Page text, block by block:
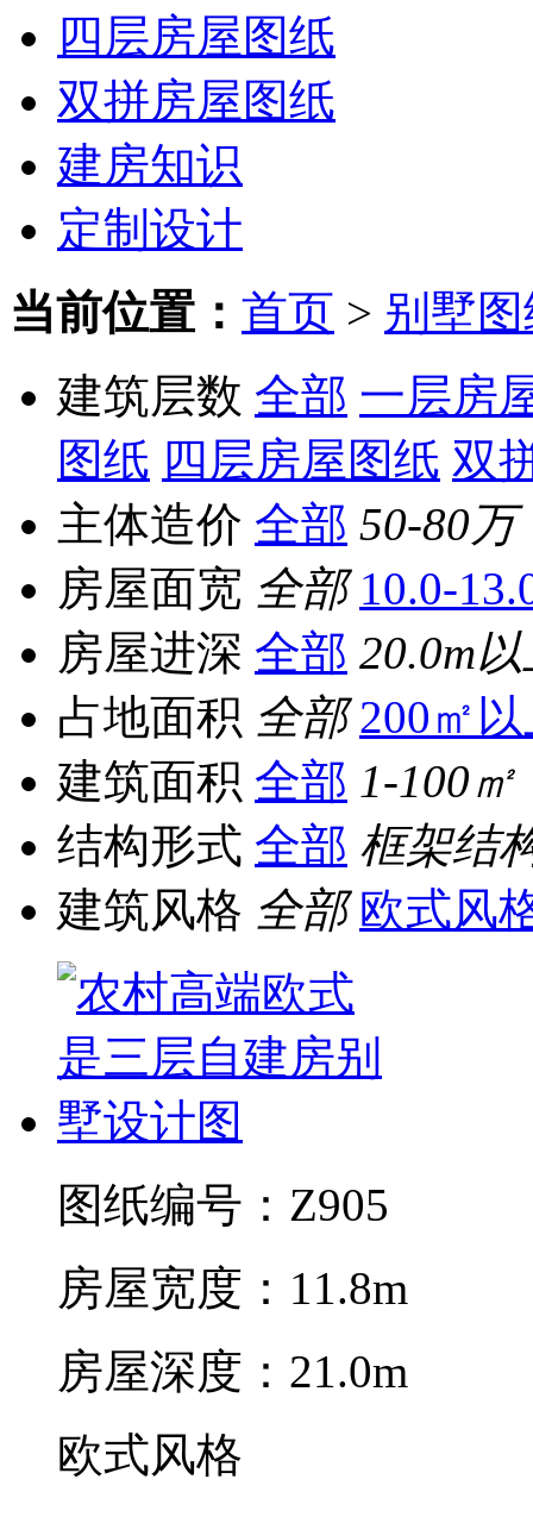
四层房屋图纸
双拼房屋图纸
建房知识
定制设计
当前位置： 首页 > 别墅
建筑层数 全部 一层房
图纸 四层房屋图纸 双
主体造价 全部 50-80万
房屋面宽 全部 10.0-
房屋进深 全部 20.0m
占地面积 全部 200㎡
建筑面积 全部 1-100㎡
结构形式 全部 框架结
建筑风格 全部 欧式风
图纸编号：Z905
房屋宽度：11.8m
房屋深度：21.0m
欧式风格